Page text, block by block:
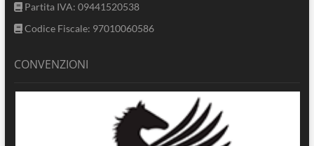
Partita IVA: 09441520538
Codice Fiscale: 97010060586
CONVENZIONI